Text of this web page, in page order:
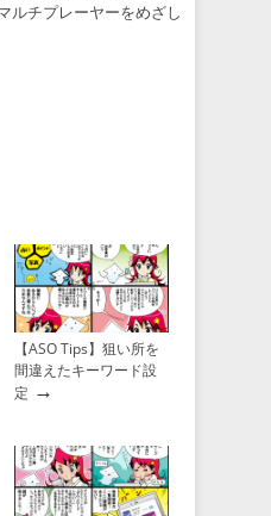
ルチプレーヤーをめざし
【ASO Tips】狙い所を
間違えたキーワード設
定 →